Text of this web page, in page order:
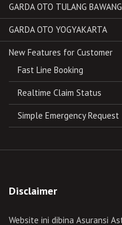
GARDA OTO TULANG BAWANG
GARDA OTO YOGYAKARTA
New Features for Customer
Fast Line Booking
Realtime Claim Status
Simple Emergency Request
Disclaimer
Website ini dibina Asuransi